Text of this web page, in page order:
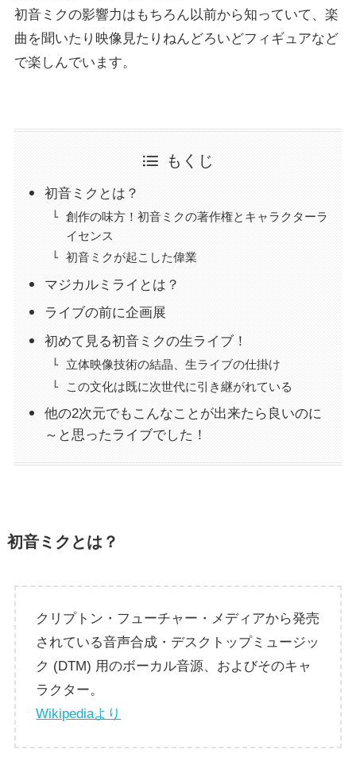
初音ミクの影響力はもちろん以前から知っていて、楽
曲を聞いたり映像見たりねんどろいどフィギュアなど
で楽しんでいます。
もくじ
初音ミクとは？
創作の味方！初音ミクの著作権とキャラクターラ
イセンス
初音ミクが起こした偉業
マジカルミライとは？
ライブの前に企画展
初めて見る初音ミクの生ライブ！
立体映像技術の結晶、生ライブの仕掛け
この文化は既に次世代に引き継がれている
他の2次元でもこんなことが出来たら良いのに
～と思ったライブでした！
初音ミクとは？
クリプトン・フューチャー・メディアから発売
されている音声合成・デスクトップミュージッ
ク (DTM) 用のボーカル音源、およびそのキャ
ラクター。
Wikipediaより